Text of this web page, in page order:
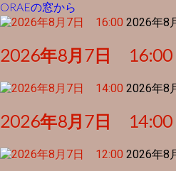
ORAEの窓から
2026年8
2026年8月7日 16:00
2026年8
2026年8月7日 14:00
2026年8